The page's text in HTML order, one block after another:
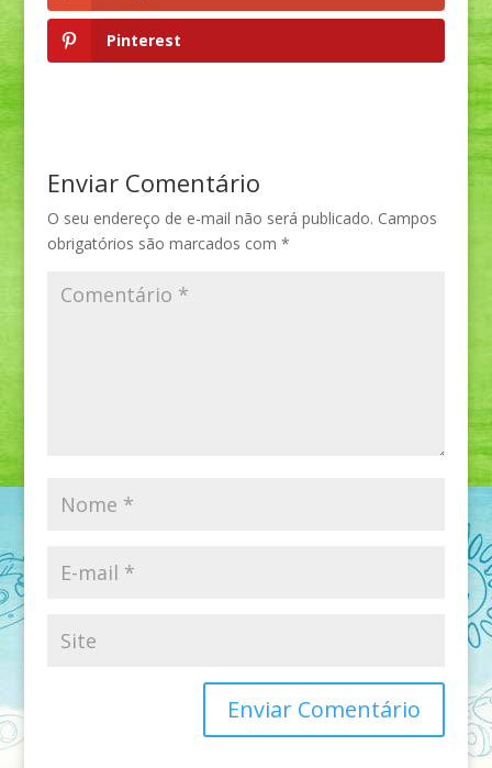
Pinterest
Enviar Comentário
O seu endereço de e-mail não será publicado. Campos
obrigatórios são marcados com *